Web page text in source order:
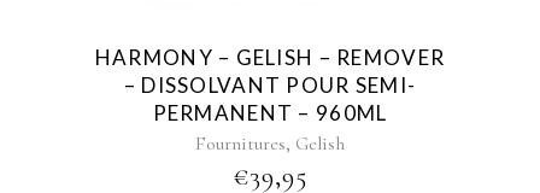
HARMONY – GELISH – REMOVER
– DISSOLVANT POUR SEMI-
PERMANENT – 960ML
Fournitures, Gelish
€39,95